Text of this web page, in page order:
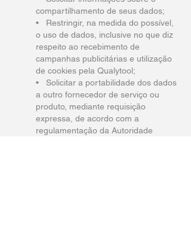
compartilhamento de seus dados;
• Restringir, na medida do possível,
o uso de dados, inclusive no que diz
respeito ao recebimento de
campanhas publicitárias e utilização
de cookies pela Qualytool;
• Solicitar a portabilidade dos dados
a outro fornecedor de serviço ou
produto, mediante requisição
expressa, de acordo com a
regulamentação da Autoridade